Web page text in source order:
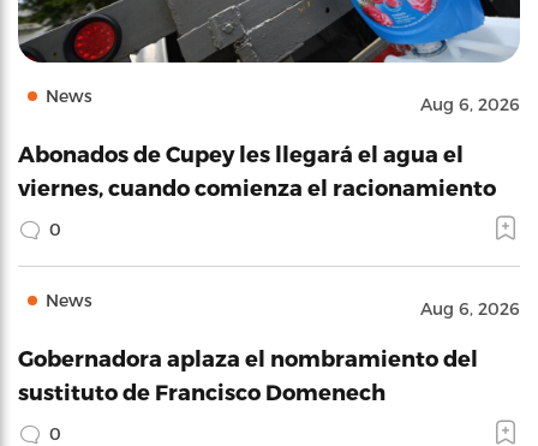
News Aug 6, 2026
Abonados de Cupey les llegará el agua el
viernes, cuando comienza el racionamiento
0
News Aug 6, 2026
Gobernadora aplaza el nombramiento del
sustituto de Francisco Domenech
0